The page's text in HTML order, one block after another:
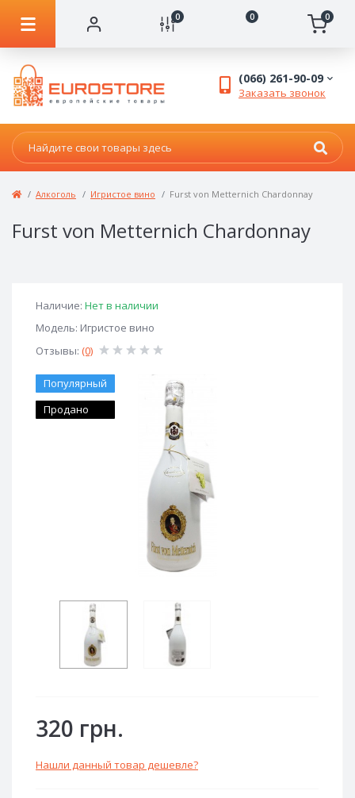
0 0 0
(066) 261-90-09
Заказать звонок
Алкоголь Игристое вино Furst von Metternich Chardonnay
Furst von Metternich Chardonnay
Наличие: Нет в наличии
Модель: Игристое вино
Отзывы: (0)
Популярный
Продано
320 грн.
Нашли данный товар дешевле?